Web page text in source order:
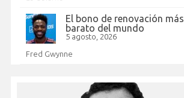
El bono de renovación más
barato del mundo
5 agosto, 2026
Fred Gwynne